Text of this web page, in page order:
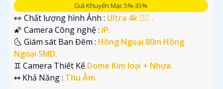
Giá Khuyến Mại: 5%-35%
👀 Chất lượng hình Ảnh : Ultra 4k 👍🏾 .
🌠 Camera Công nghệ : IP.
🌜 Giám sát Ban Đêm : Hồng Ngoại 80m Hồng
Ngoại SMD.
♊ Camera Thiết Kế Dome Kim loại + Nhựa.
️↭ Khả Năng : Thu Âm.